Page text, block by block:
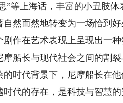
”等上海话，丰富的小丑肢
然而然地转变为一场恰到
作在艺术表现上呈现出一
船长与现代社会之间的割裂
时代背景下，尼摩船长在他
代的存在，是科技与智慧